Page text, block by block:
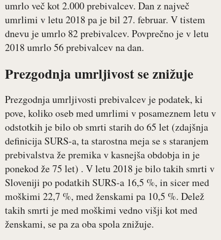
umrlo več kot 2.000 prebivalcev. Dan z največ
umrlimi v letu 2018 pa je bil 27. februar. V tistem
dnevu je umrlo 82 prebivalcev. Povprečno je v letu
2018 umrlo 56 prebivalcev na dan.
Prezgodnja umrljivost se znižuje
Prezgodnja umrljivosti prebivalcev je podatek, ki
pove, koliko oseb med umrlimi v posameznem letu v
odstotkih je bilo ob smrti starih do 65 let (zdajšnja
definicija SURS-a, ta starostna meja se s staranjem
prebivalstva že premika v kasnejša obdobja in je
ponekod že 75 let) . V letu 2018 je bilo takih smrti v
Sloveniji po podatkih SURS-a 16,5 %, in sicer med
moškimi 22,7 %, med ženskami pa 10,5 %. Delež
takih smrti je med moškimi vedno višji kot med
ženskami, se pa za oba spola znižuje.